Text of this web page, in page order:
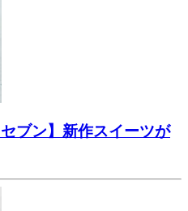
ブン】新作スイーツが